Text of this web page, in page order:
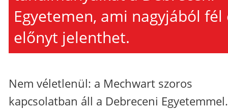
Egyetemen, ami nagyjából fél
előnyt jelenthet.
Nem véletlenül: a Mechwart szoros
kapcsolatban áll a Debreceni